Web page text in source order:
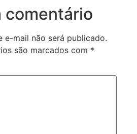
comentário
e-mail não será publicado.
são marcados com *